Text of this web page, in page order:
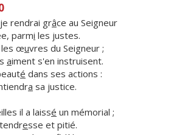
rendrai grâce au Seigneur
parmi les justes.
les œuvres du Seigneur ;
aiment s'en instruisent.
é dans ses actions :
a sa justice.
il a laissé un mémorial ;
esse et pitié.